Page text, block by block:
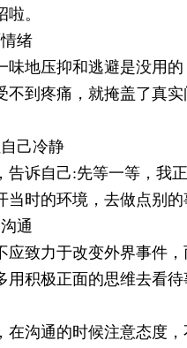
。
绪
压抑和逃避是没用的
不到疼痛，就掩盖了真
己冷静
自己:先等一等，我正
时的环境，去做点别
通
力于改变外界事件，
用积极正面的思维去看
通的时候注意态度，